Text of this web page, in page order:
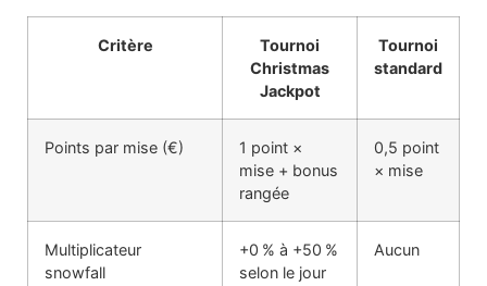
Critère
Tournoi
Christmas
Jackpot
Tournoi
standard
Points par mise (€)
1 point ×
mise + bonus
rangée
0,5 point
× mise
Multiplicateur
snowfall
+0 % à +50 %
selon le jour
Aucun